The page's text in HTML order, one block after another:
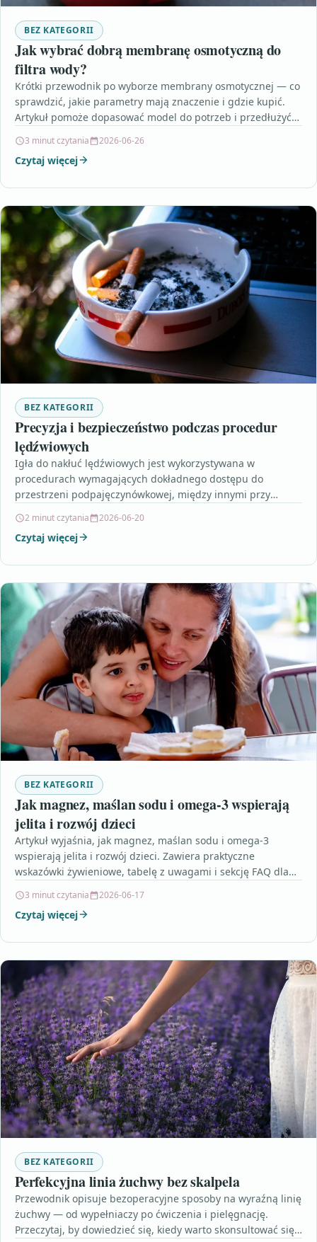
BEZ KATEGORII
Jak wybrać dobrą membranę osmotyczną do
filtra wody?
Krótki przewodnik po wyborze membrany osmotycznej — co
sprawdzić, jakie parametry mają znaczenie i gdzie kupić.
Artykuł pomoże dopasować model do potrzeb i przedłużyć…
3 minut czytania 2026-06-26
Czytaj więcej
BEZ KATEGORII
Precyzja i bezpieczeństwo podczas procedur
lędźwiowych
Igła do nakłuć lędźwiowych jest wykorzystywana w
procedurach wymagających dokładnego dostępu do
przestrzeni podpajęczynówkowej, między innymi przy
czynnościach diagnostycznych. Tego…
2 minut czytania 2026-06-20
Czytaj więcej
BEZ KATEGORII
Jak magnez, maślan sodu i omega-3 wspierają
jelita i rozwój dzieci
Artykuł wyjaśnia, jak magnez, maślan sodu i omega-3
wspierają jelita i rozwój dzieci. Zawiera praktyczne
wskazówki żywieniowe, tabelę z uwagami i sekcję FAQ dla…
3 minut czytania 2026-06-17
Czytaj więcej
BEZ KATEGORII
Perfekcyjna linia żuchwy bez skalpela
Przewodnik opisuje bezoperacyjne sposoby na wyraźną linię
żuchwy — od wypełniaczy po ćwiczenia i pielęgnację.
Przeczytaj, by dowiedzieć się, kiedy warto skonsultować się